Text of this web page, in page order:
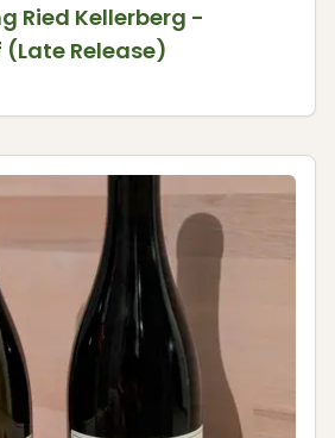
Ried Kellerberg -
Release)